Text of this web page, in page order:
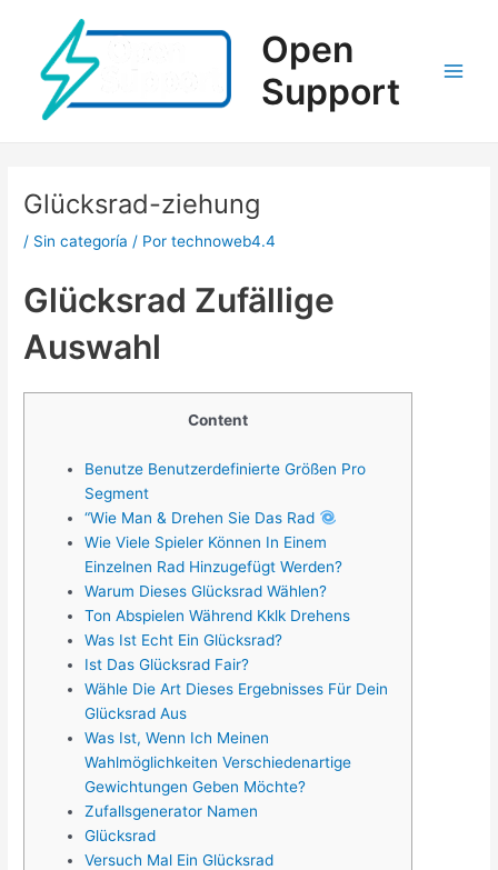
contenido
Open
Support
Glücksrad-ziehung
/ Sin categoría / Portechnoweb4.4
Glücksrad Zufällige
Auswahl
Content
Benutze Benutzerdefinierte Größen Pro
Segment
“Wie Man & Drehen Sie Das Rad
Wie Viele Spieler Können In Einem
Einzelnen Rad Hinzugefügt Werden?
Warum Dieses Glücksrad Wählen?
Ton Abspielen Während Kklk Drehens
Was Ist Echt Ein Glücksrad?
Ist Das Glücksrad Fair?
Wähle Die Art Dieses Ergebnisses Für Dein
Glücksrad Aus
Was Ist, Wenn Ich Meinen
Wahlmöglichkeiten Verschiedenartige
Gewichtungen Geben Möchte?
Zufallsgenerator Namen
Glücksrad
Versuch Mal Ein Glücksrad